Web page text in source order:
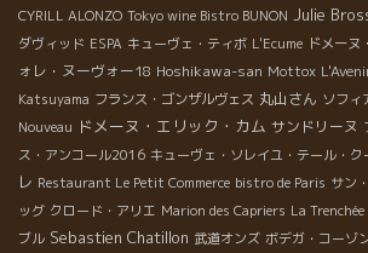
CYRILL ALONZO Tokyo wine Bistro BUNON Julie
ダヴィッド ESPA キューヴェ・ティボ L'Ecume ドメーヌ
ォレ・ヌーヴォー18 Hoshikawa-san Mottox
Katsuyama フランス・ゴンザルヴェス 丸山さん ソフィ
Nouveau ドメーヌ・エリック・カム サンドリーヌ
ス・アンコール2016 キューヴェ・ソレイユ・テール・ク
レ Restaurant Le Petit Commerce bistro de Paris サン
ッグ クロード・アリエ Marion des Capriers La Trenchée
ブル Sebastien Chatillon 武道オンズ ボデガ・コーゾ